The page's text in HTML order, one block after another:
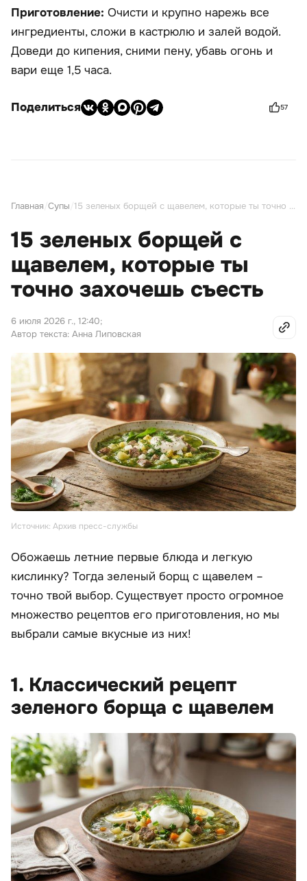
Приготовление: Очисти и крупно нарежь все
ингредиенты, сложи в кастрюлю и залей водой.
Доведи до кипения, сними пену, убавь огонь и
вари еще 1,5 часа.
Поделиться 57
Главная Супы 15 зеленых борщей с щавелем, которые ты точно захочешь съесть
15 зеленых борщей с
щавелем, которые ты
точно захочешь съесть
6 июля 2026 г., 12:40;
Автор текста: Анна Липовская
Источник: Архив пресс-службы
Обожаешь летние первые блюда и легкую
кислинку? Тогда зеленый борщ с щавелем –
точно твой выбор. Существует просто огромное
множество рецептов его приготовления, но мы
выбрали самые вкусные из них!
1. Классический рецепт
зеленого борща с щавелем